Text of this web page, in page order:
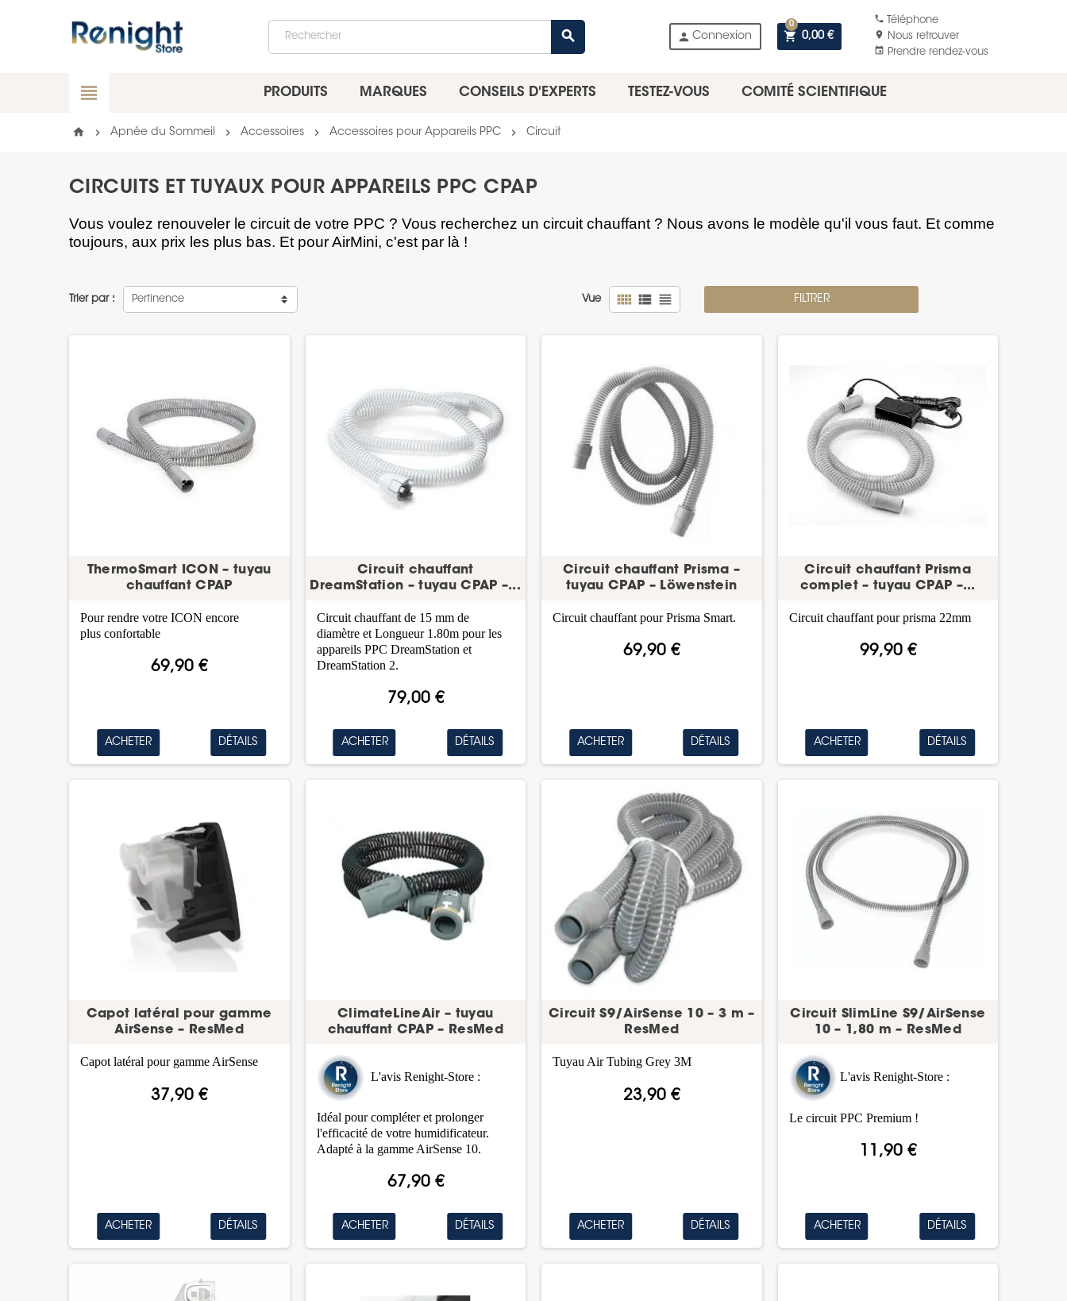
search person Connexion shopping_cart 0,00 €
0
phone Téléphone
location_on
Nous retrouver
event
Prendre rendez-vous
view_headline PRODUITS MARQUES CONSEILS D'EXPERTS TESTEZ-VOUS COMITÉ SCIENTIFIQUE
home chevron_right Apnée du Sommeil chevron_right Accessoires chevron_right Accessoires pour Appareils PPC chevron_right Circuit
CIRCUITS ET TUYAUX POUR APPAREILS PPC CPAP
Vous voulez renouveler le circuit de votre PPC ? Vous recherchez un circuit chauffant ? Nous avons le modèle qu'il vous faut. Et comme
toujours, aux prix les plus bas. Et pour AirMini, c'est par là !
Trier par : Pertinence Vue view_comfy view_list view_headline FILTRER
ThermoSmart ICON – tuyau
chauffant CPAP
69,90 €
Pour rendre votre ICON encore
plus confortable
ACHETER DÉTAILS
Circuit chauffant
DreamStation – tuyau CPAP –...
79,00 €
Circuit chauffant de 15 mm de
diamètre et Longueur 1.80m pour les
appareils PPC DreamStation et
DreamStation 2.
ACHETER DÉTAILS
Circuit chauffant Prisma –
tuyau CPAP – Löwenstein
69,90 €
Circuit chauffant pour Prisma Smart.
ACHETER DÉTAILS
Circuit chauffant Prisma
complet – tuyau CPAP –...
99,90 €
Circuit chauffant pour prisma 22mm
ACHETER DÉTAILS
Capot latéral pour gamme
AirSense – ResMed
37,90 €
Capot latéral pour gamme AirSense
ACHETER DÉTAILS
ClimateLineAir – tuyau
chauffant CPAP – ResMed
67,90 €
L'avis Renight-Store :
Idéal pour compléter et prolonger
l'efficacité de votre humidificateur.
Adapté à la gamme AirSense 10.
ACHETER DÉTAILS
Circuit S9/AirSense 10 – 3 m –
ResMed
23,90 €
Tuyau Air Tubing Grey 3M
ACHETER DÉTAILS
Circuit SlimLine S9/AirSense
10 – 1,80 m – ResMed
11,90 €
L'avis Renight-Store :
Le circuit PPC Premium !
ACHETER DÉTAILS